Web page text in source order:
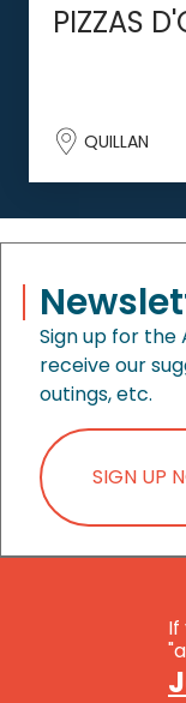
PIZZAS
QUILLAN
Sign up for the
receive our
outings, etc.
SIGN UP
If